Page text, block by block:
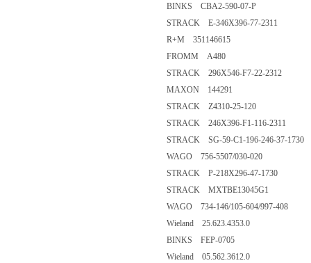
BINKS CBA2-590-07-P
STRACK E-346X396-77-2311
R+M 351146615
FROMM A480
STRACK 296X546-F7-22-2312
MAXON 144291
STRACK Z4310-25-120
STRACK 246X396-F1-116-2311
STRACK SG-59-C1-196-246-37-1730
WAGO 756-5507/030-020
STRACK P-218X296-47-1730
STRACK MXTBE13045G1
WAGO 734-146/105-604/997-408
Wieland 25.623.4353.0
BINKS FEP-0705
Wieland 05.562.3612.0